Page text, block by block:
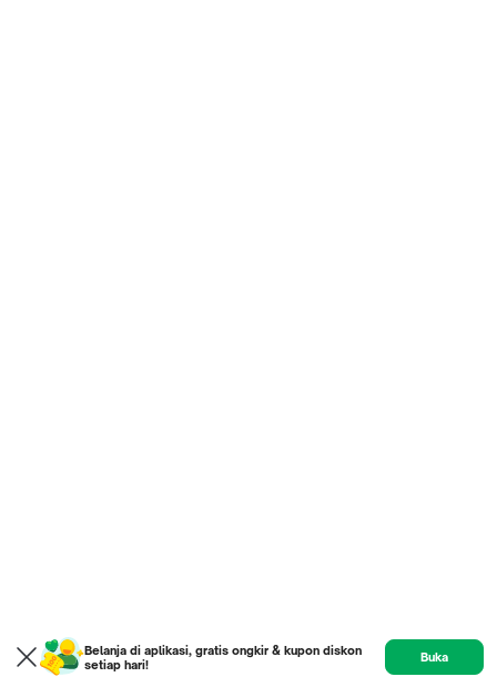
Belanja di aplikasi, gratis ongkir & kupon diskon
setiap hari!
Buka